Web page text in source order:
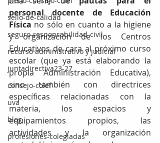
sello-de-calidad
seguro-responsabilidad-civil
recurso administrativo y judicial
juntadirectiva23-27
consejo-colef
uva
blog
profesiones-colegiadas
personal docente de Educación
Física no sólo en cuanto a la higiene
y organización de los Centros
Educativos de cara al próximo curso
escolar (que ya está elaborando la
propia Administración Educativa),
sino también con directrices
específicas relacionadas con la
materia, los espacios y
equipamientos propios, las
actividades y la organización